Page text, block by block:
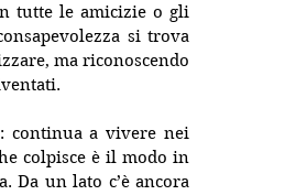
tutte le amicizie o gli
si trova
ma riconoscendo
continua a vivere nei
colpisce è il modo in
Da un lato c’è ancora